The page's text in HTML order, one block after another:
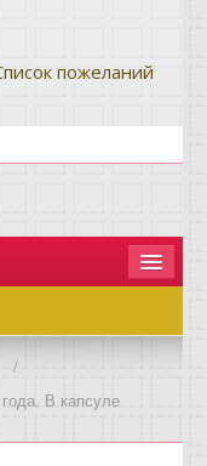
пожеланий
/
В капсуле